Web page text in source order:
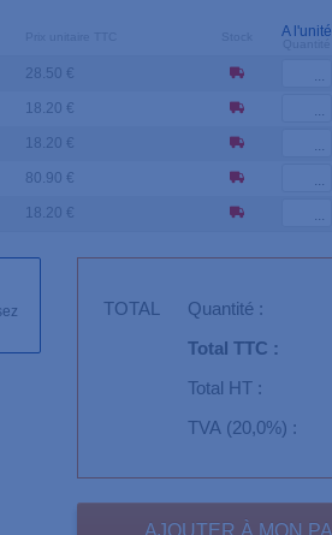
A l'unité
28.50 €
18.20 €
18.20 €
80.90 €
18.20 €
TOTAL Quantité :
Total TTC :
Total HT :
TVA (20,0%) :